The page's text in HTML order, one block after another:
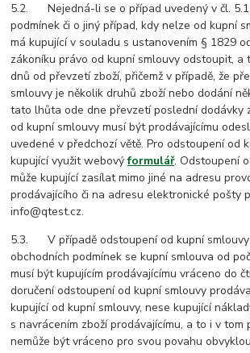
5.2. Nejedná-li se o případ uvedený v čl. 5.1
podmínek či o jiný případ, kdy nelze od kupní
má kupující v souladu s ustanovením § 1829
zákoníku právo od kupní smlouvy odstoupit, a
dnů od převzetí zboží, přičemž v případě, že
smlouvy je několik druhů zboží nebo dodání
tato lhůta ode dne převzetí poslední dodávky
od kupní smlouvy musí být prodávajícímu
uvedené v předchozí větě. Pro odstoupení od
kupující využit webovýformulář. Odstoupení
může kupující zasílat mimo jiné na adresu
prodávajícího či na adresu elektronické pošty
info@qtest.cz.
5.3. V případě odstoupení od kupní smlouvy
obchodních podmínek se kupní smlouva od
musí být kupujícím prodávajícímu vráceno do
doručení odstoupení od kupní smlouvy
kupující od kupní smlouvy, nese kupující
s navrácením zboží prodávajícímu, a to i v tom
nemůže být vráceno pro svou povahu